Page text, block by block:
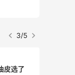
3/5
皮选了